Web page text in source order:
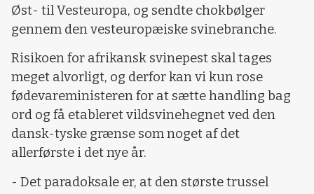
Øst- til Vesteuropa, og sendte chokbølger
gennem den vesteuropæiske svinebranche.
Risikoen for afrikansk svinepest skal tages
meget alvorligt, og derfor kan vi kun rose
fødevareministeren for at sætte handling bag
ord og få etableret vildsvinehegnet ved den
dansk-tyske grænse som noget af det
allerførste i det nye år.
- Det paradoksale er, at den største trussel